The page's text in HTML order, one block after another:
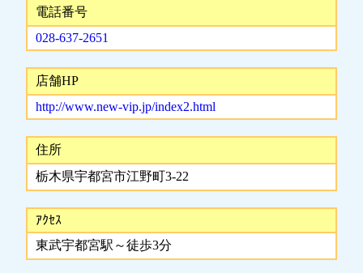
電話番号
028-637-2651
店舗HP
http://www.new-vip.jp/index2.html
住所
栃木県宇都宮市江野町3-22
ｱｸｾｽ
東武宇都宮駅～徒歩3分